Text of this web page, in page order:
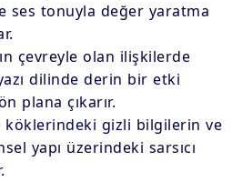
ses tonuyla değer yaratma
çevreyle olan ilişkilerde
dilinde derin bir etki
plana çıkarır.
köklerindeki gizli bilgilerin ve
yapı üzerindeki sarsıcı